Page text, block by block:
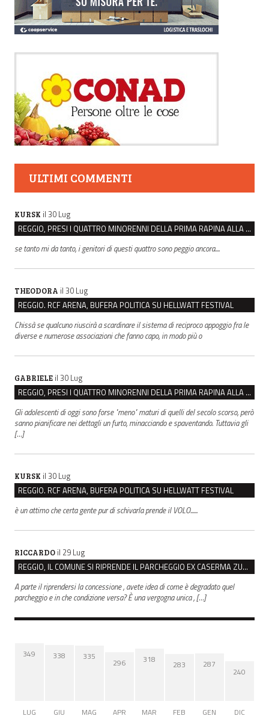
ULTIMI COMMENTI
KURSK il 30 Lug
REGGIO, PRESI I QUATTRO MINORENNI DELLA PRIMA RAPINA ALLA FARMACIA DI COVIOLO
se tanto mi da tanto, i genitori di questi quattro sono peggio ancora....
THEODORA il 30 Lug
REGGIO. RCF ARENA, BUFERA POLITICA SU HELLWATT FESTIVAL
Chissà se qualcuno riuscirà a scardinare il sistema di reciproco appoggio fra le
diverse e numerose associazioni che fanno capo, in modo più o
GABRIELE il 30 Lug
REGGIO, PRESI I QUATTRO MINORENNI DELLA PRIMA RAPINA ALLA FARMACIA DI COVIOLO
Gli adolescenti di oggi sono forse "meno" maturi di quelli del secolo scorso, però
sanno pianificare nei dettagli un furto, minacciando e spaventando. Tuttavia gli
[…]
KURSK il 30 Lug
REGGIO. RCF ARENA, BUFERA POLITICA SU HELLWATT FESTIVAL
è un attimo che certa gente pur di schivarla prende il VOLO......
RICCARDO il 29 Lug
REGGIO, IL COMUNE SI RIPRENDE IL PARCHEGGIO EX CASERMA ZUCCHI PER 4,6 MILIONI
A parte il riprendersi la concessione , avete idea di come è degradato quel
parcheggio e in che condizione versa? È una vergogna unica , […]
349
LUG
338
GIU
335
MAG
296
APR
318
MAR
283
FEB
287
GEN
240
DIC